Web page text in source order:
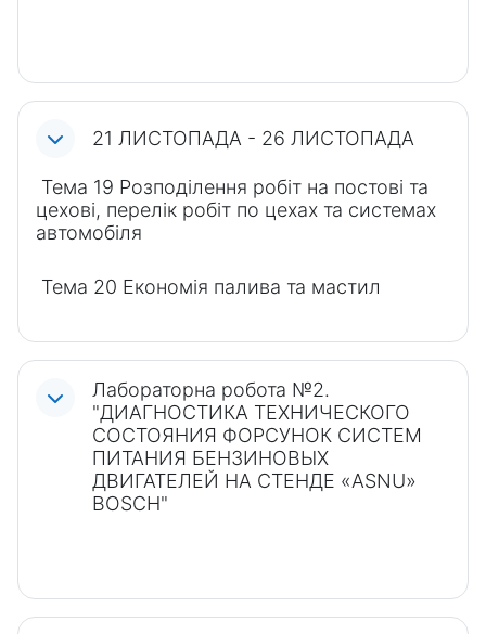
21 ЛИСТОПАДА - 26 ЛИСТОПАДА
Тема 19 Розподілення робіт на постові та
цехові, перелік робіт по цехах та системах
автомобіля
Тема 20 Економія палива та мастил
Лабораторна робота №2.
"ДИАГНОСТИКА ТЕХНИЧЕСКОГО
СОСТОЯНИЯ ФОРСУНОК СИСТЕМ
ПИТАНИЯ БЕНЗИНОВЫХ
ДВИГАТЕЛЕЙ НА СТЕНДЕ «ASNU»
BOSCH"